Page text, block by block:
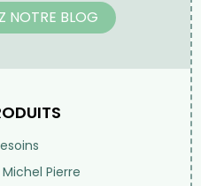
NOTRE BLOG
Pierre